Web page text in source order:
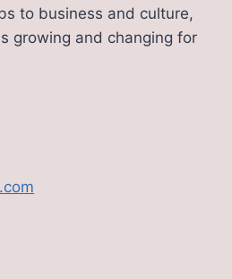
to business and culture,
growing and changing for